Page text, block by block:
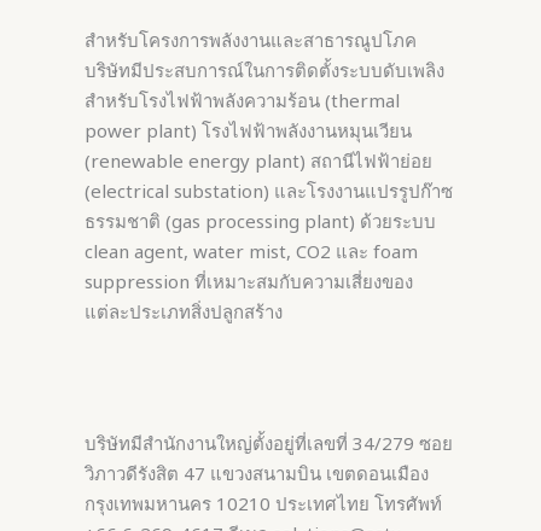
สำหรับโครงการพลังงานและสาธารณูปโภค
บริษัทมีประสบการณ์ในการติดตั้งระบบดับเพลิง
สำหรับโรงไฟฟ้าพลังความร้อน (thermal
power plant) โรงไฟฟ้าพลังงานหมุนเวียน
(renewable energy plant) สถานีไฟฟ้าย่อย
(electrical substation) และโรงงานแปรรูปก๊าซ
ธรรมชาติ (gas processing plant) ด้วยระบบ
clean agent, water mist, CO2 และ foam
suppression ที่เหมาะสมกับความเสี่ยงของ
แต่ละประเภทสิ่งปลูกสร้าง
บริษัทมีสำนักงานใหญ่ตั้งอยู่ที่เลขที่ 34/279 ซอย
วิภาวดีรังสิต 47 แขวงสนามบิน เขตดอนเมือง
กรุงเทพมหานคร 10210 ประเทศไทย โทรศัพท์